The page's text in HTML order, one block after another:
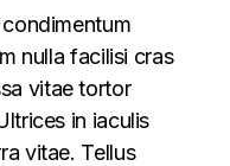
nulla facilisi cras
vitae tortor
in iaculis
vitae. Tellus